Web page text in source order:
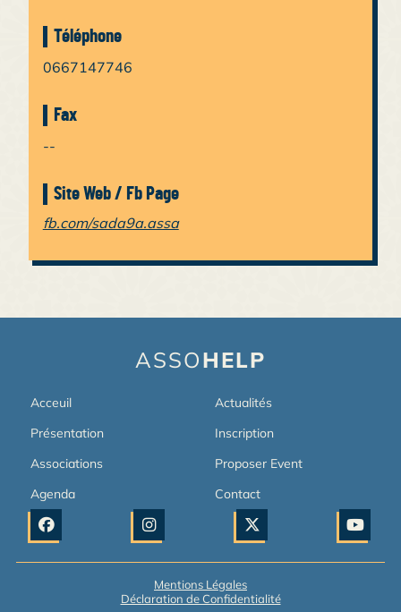
Téléphone
0667147746
Fax
--
Site Web / Fb Page
fb.com/sada9a.assa
ASSOHELP
Acceuil
Présentation
Associations
Agenda
Actualités
Inscription
Proposer Event
Contact
Mentions Légales
Déclaration de Confidentialité